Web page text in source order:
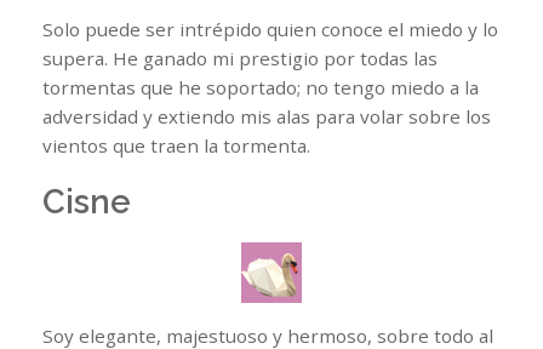
Solo puede ser intrépido quien conoce el miedo y lo
supera. He ganado mi prestigio por todas las
tormentas que he soportado; no tengo miedo a la
adversidad y extiendo mis alas para volar sobre los
vientos que traen la tormenta.
Cisne
Soy elegante, majestuoso y hermoso, sobre todo al